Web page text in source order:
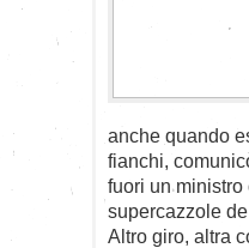
anche quando
fianchi,
fuori un
supercazzole
Altro giro, altra